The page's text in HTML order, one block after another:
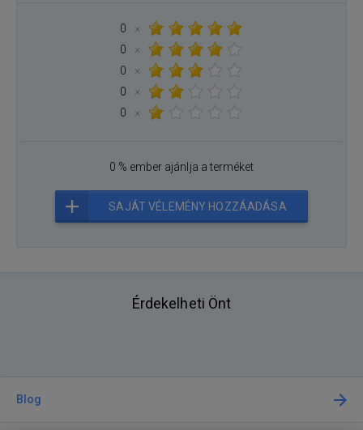
0
×
0
×
0
×
0
×
0
×
0 % ember ajánlja a terméket
SAJÁT VÉLEMÉNY HOZZÁADÁSA
Érdekelheti Önt
Blog